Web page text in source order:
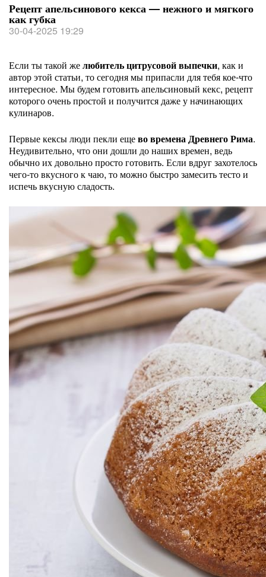
Рецепт апельсинового кекса — нежного и мягкого
как губка
30-04-2025 19:29
Если ты такой желюбитель цитрусовой выпечки, как и
автор этой статьи, то сегодня мы припасли для тебя кое-что
интересное. Мы будем готовить апельсиновый кекс, рецепт
которого очень простой и получится даже у начинающих
кулинаров.
Первые кексы люди пекли ещево времена Древнего Рима.
Неудивительно, что они дошли до наших времен, ведь
обычно их довольно просто готовить. Если вдруг захотелось
чего-то вкусного к чаю, то можно быстро замесить тесто и
испечь вкусную сладость.